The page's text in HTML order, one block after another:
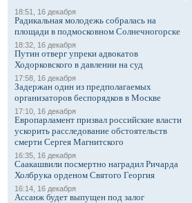
18:51, 16 декабря
Радикальная молодежь собралась на
площади в подмосковном Солнечногорске
18:32, 16 декабря
Путин отверг упреки адвокатов
Ходорковского в давлении на суд
17:58, 16 декабря
Задержан один из предполагаемых
организаторов беспорядков в Москве
17:10, 16 декабря
Европарламент призвал российские власти
ускорить расследование обстоятельств
смерти Сергея Магнитского
16:35, 16 декабря
Саакашвили посмертно наградил Ричарда
Холбрука орденом Святого Георгия
16:14, 16 декабря
Ассанж будет выпущен под залог